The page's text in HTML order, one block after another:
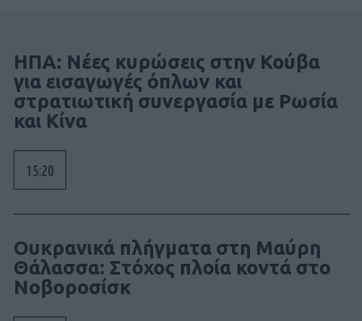
ΗΠΑ: Νέες κυρώσεις στην Κούβα
για εισαγωγές όπλων και
στρατιωτική συνεργασία με Ρωσία
και Κίνα
15:20
Ουκρανικά πλήγματα στη Μαύρη
Θάλασσα: Στόχος πλοία κοντά στο
Νοβοροσίσκ